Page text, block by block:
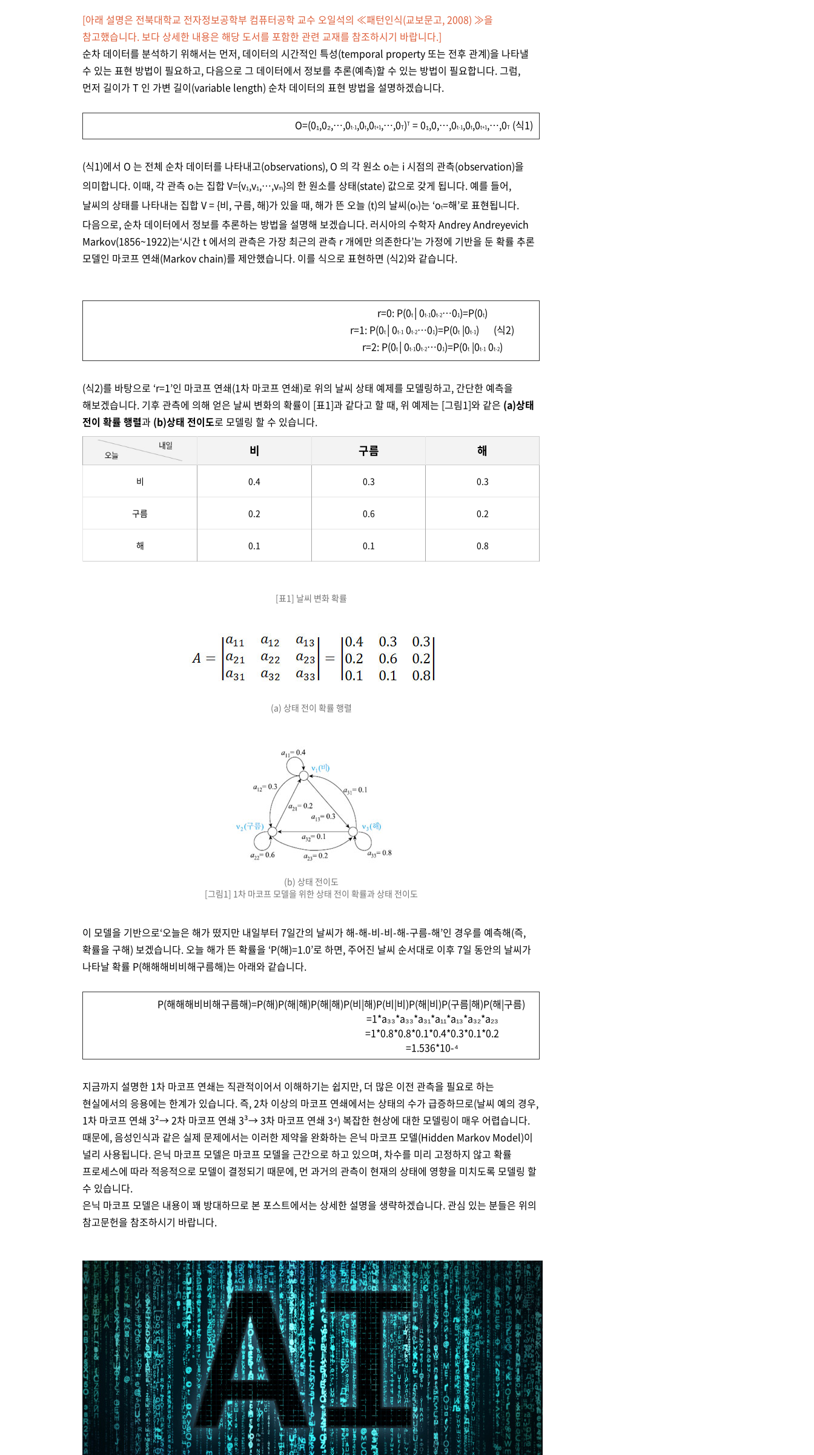
[아래 설명은 전북대학교 전자정보공학부 컴퓨터공학 교수 오일석의 ≪패턴인식(교보문고, 2008) ≫을
참고했습니다. 보다 상세한 내용은 해당 도서를 포함한 관련 교재를 참조하시기 바랍니다.]
순차 데이터를 분석하기 위해서는 먼저, 데이터의 시간적인 특성(temporal property 또는 전후 관계)을 나타낼
수 있는 표현 방법이 필요하고, 다음으로 그 데이터에서 정보를 추론(예측)할 수 있는 방법이 필요합니다. 그럼,
먼저 길이가 T 인 가변 길이(variable length) 순차 데이터의 표현 방법을 설명하겠습니다.
O=(0₁,0₂,⋯,0t-1,0t,0t+1,⋯,0T)T = 0₁,0,⋯,0t-1,0t,0t+1,⋯,0T (식1)
(식1)에서 O 는 전체 순차 데이터를 나타내고(observations), O 의 각 원소 oi는 i 시점의 관측(observation)을
의미합니다. 이때, 각 관측 oi는 집합 V={v₁,v₁,⋯,vm}의 한 원소를 상태(state) 값으로 갖게 됩니다. 예를 들어,
날씨의 상태를 나타내는 집합 V = {비, 구름, 해}가 있을 때, 해가 뜬 오늘 (t)의 날씨(ot)는 ‘ot=해’로 표현됩니다.
다음으로, 순차 데이터에서 정보를 추론하는 방법을 설명해 보겠습니다. 러시아의 수학자 Andrey Andreyevich
Markov(1856~1922)는‘시간 t 에서의 관측은 가장 최근의 관측 r 개에만 의존한다’는 가정에 기반을 둔 확률 추론
모델인 마코프 연쇄(Markov chain)를 제안했습니다. 이를 식으로 표현하면 (식2)와 같습니다.
r=0: P(0t│0t-10t-2⋯01)=P(0t)
r=1: P(0t │0t-1 0t-2⋯01)=P(0t |0t-1) (식2)
r=2: P(0t│0t-10t-2⋯01)=P(0t|0t-1 0t-2)
(식2)를 바탕으로 ‘r=1’인 마코프 연쇄(1차 마코프 연쇄)로 위의 날씨 상태 예제를 모델링하고, 간단한 예측을
해보겠습니다. 기후 관측에 의해 얻은 날씨 변화의 확률이 [표1]과 같다고 할 때, 위 예제는 [그림1]와 같은 (a)상태
전이 확률 행렬과 (b)상태 전이도로 모델링 할 수 있습니다.
비 구름 해
비 0.4 0.3 0.3
구름 0.2 0.6 0.2
해 0.1 0.1 0.8
[표1] 날씨 변화 확률
(a) 상태 전이 확률 행렬
(b) 상태 전이도
[그림1] 1차 마코프 모델을 위한 상태 전이 확률과 상태 전이도
이 모델을 기반으로‘오늘은 해가 떴지만 내일부터 7일간의 날씨가 해-해-비-비-해-구름-해’인 경우를 예측해(즉,
확률을 구해) 보겠습니다. 오늘 해가 뜬 확률을 ‘P(해)=1.0’로 하면, 주어진 날씨 순서대로 이후 7일 동안의 날씨가
나타날 확률 P(해해해비비해구름해)는 아래와 같습니다.
P(해해해비비해구름해)=P(해)P(해|해)P(해|해)P(비|해)P(비|비)P(해|비)P(구름|해)P(해|구름)
=1*a₃₃*a₃₃*a₃₁*a₁₁*a₁₃*a₃₂*a₂₃
=1*0.8*0.8*0.1*0.4*0.3*0.1*0.2
=1.536*10-⁴
지금까지 설명한 1차 마코프 연쇄는 직관적이어서 이해하기는 쉽지만, 더 많은 이전 관측을 필요로 하는
현실에서의 응용에는 한계가 있습니다. 즉, 2차 이상의 마코프 연쇄에서는 상태의 수가 급증하므로(날씨 예의 경우,
1차 마코프 연쇄 3²→ 2차 마코프 연쇄 3³→ 3차 마코프 연쇄 3⁴) 복잡한 현상에 대한 모델링이 매우 어렵습니다.
때문에, 음성인식과 같은 실제 문제에서는 이러한 제약을 완화하는 은닉 마코프 모델(Hidden Markov Model)이
널리 사용됩니다. 은닉 마코프 모델은 마코프 모델을 근간으로 하고 있으며, 차수를 미리 고정하지 않고 확률
프로세스에 따라 적응적으로 모델이 결정되기 때문에, 먼 과거의 관측이 현재의 상태에 영향을 미치도록 모델링 할
수 있습니다.
은닉 마코프 모델은 내용이 꽤 방대하므로 본 포스트에서는 상세한 설명을 생략하겠습니다. 관심 있는 분들은 위의
참고문헌을 참조하시기 바랍니다.